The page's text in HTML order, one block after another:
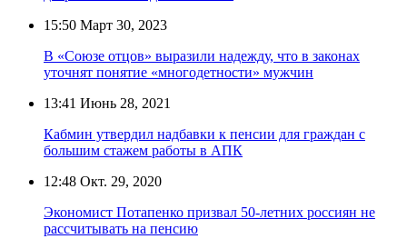
15:50 Март 30, 2023
В «Союзе отцов» выразили надежду, что в законах
уточнят понятие «многодетности» мужчин
13:41 Июнь 28, 2021
Кабмин утвердил надбавки к пенсии для граждан с
большим стажем работы в АПК
12:48 Окт. 29, 2020
Экономист Потапенко призвал 50-летних россиян не
рассчитывать на пенсию